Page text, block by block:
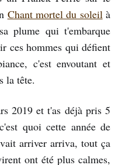
Chant mortel du soleilà
plume qui t'embarque
ces hommes qui défient
c'est envoutant et
la tête.
2019 et t'as déjà pris 5
quoi cette année de
arriver arriva, tout ça
ont été plus calmes,